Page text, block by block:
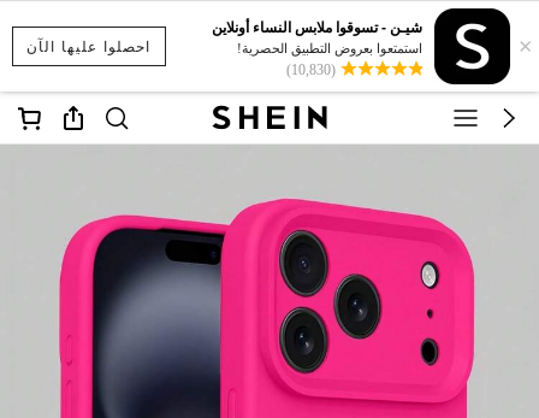
احصلوا عليها الآن ×
شيـن - تسوقوا ملابس النساء أونلاين
استمتعوا بعروض التطبيق الحصرية!
(10,830)